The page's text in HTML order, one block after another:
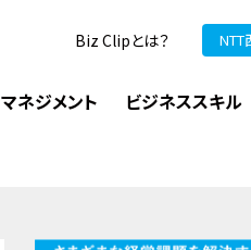
Biz Clipとは？ NTT
マネジメント ビジネススキル